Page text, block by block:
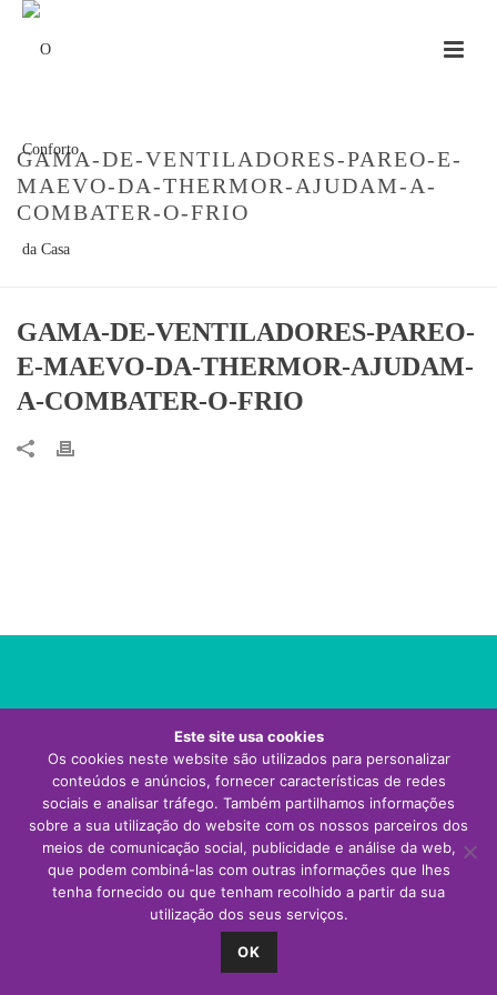
GAMA-DE-VENTILADORES-PAREO-E-
MAEVO-DA-THERMOR-AJUDAM-A-
COMBATER-O-FRIO
GAMA-DE-VENTILADORES-PAREO-
E-MAEVO-DA-THERMOR-AJUDAM-
A-COMBATER-O-FRIO
Visite o site da Thermor Portugal
Este site usa cookies
Os cookies neste website são utilizados para personalizar
conteúdos e anúncios, fornecer características de redes
sociais e analisar tráfego. Também partilhamos informações
sobre a sua utilização do website com os nossos parceiros dos
meios de comunicação social, publicidade e análise da web,
que podem combiná-las com outras informações que lhes
tenha fornecido ou que tenham recolhido a partir da sua
utilização dos seus serviços.
OK